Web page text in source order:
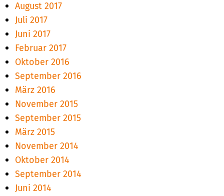
August 2017
Juli 2017
Juni 2017
Februar 2017
Oktober 2016
September 2016
März 2016
November 2015
September 2015
März 2015
November 2014
Oktober 2014
September 2014
Juni 2014